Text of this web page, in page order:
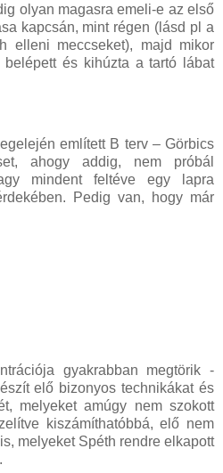
olyan magasra emeli-e az első
kapcsán, mint régen (lásd pl a
elleni meccseket), majd mikor
belépett és kihúzta a tartó lábat
említett B terv – Görbics
ahogy addig, nem próbál
mindent feltéve egy lapra
Pedig van, hogy már
gyakrabban megtörik -
elő bizonyos technikákat és
melyeket amúgy nem szokott
kiszámíthatóbbá, elő nem
melyeket Spéth rendre elkapott